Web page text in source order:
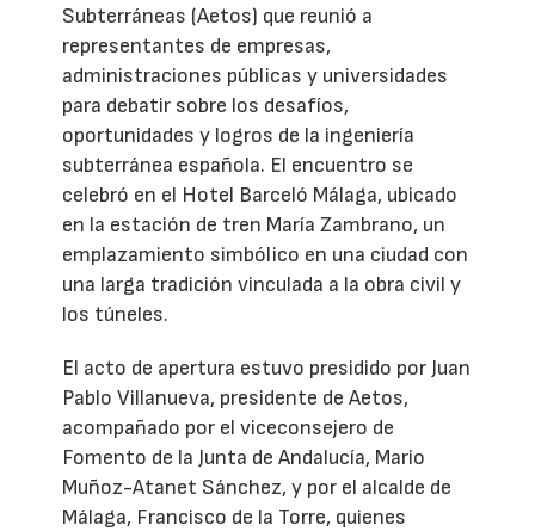
Subterráneas (Aetos) que reunió a
representantes de empresas,
administraciones públicas y universidades
para debatir sobre los desafíos,
oportunidades y logros de la ingeniería
subterránea española. El encuentro se
celebró en el Hotel Barceló Málaga, ubicado
en la estación de tren María Zambrano, un
emplazamiento simbólico en una ciudad con
una larga tradición vinculada a la obra civil y
los túneles.
El acto de apertura estuvo presidido por Juan
Pablo Villanueva, presidente de Aetos,
acompañado por el viceconsejero de
Fomento de la Junta de Andalucía, Mario
Muñoz-Atanet Sánchez, y por el alcalde de
Málaga, Francisco de la Torre, quienes